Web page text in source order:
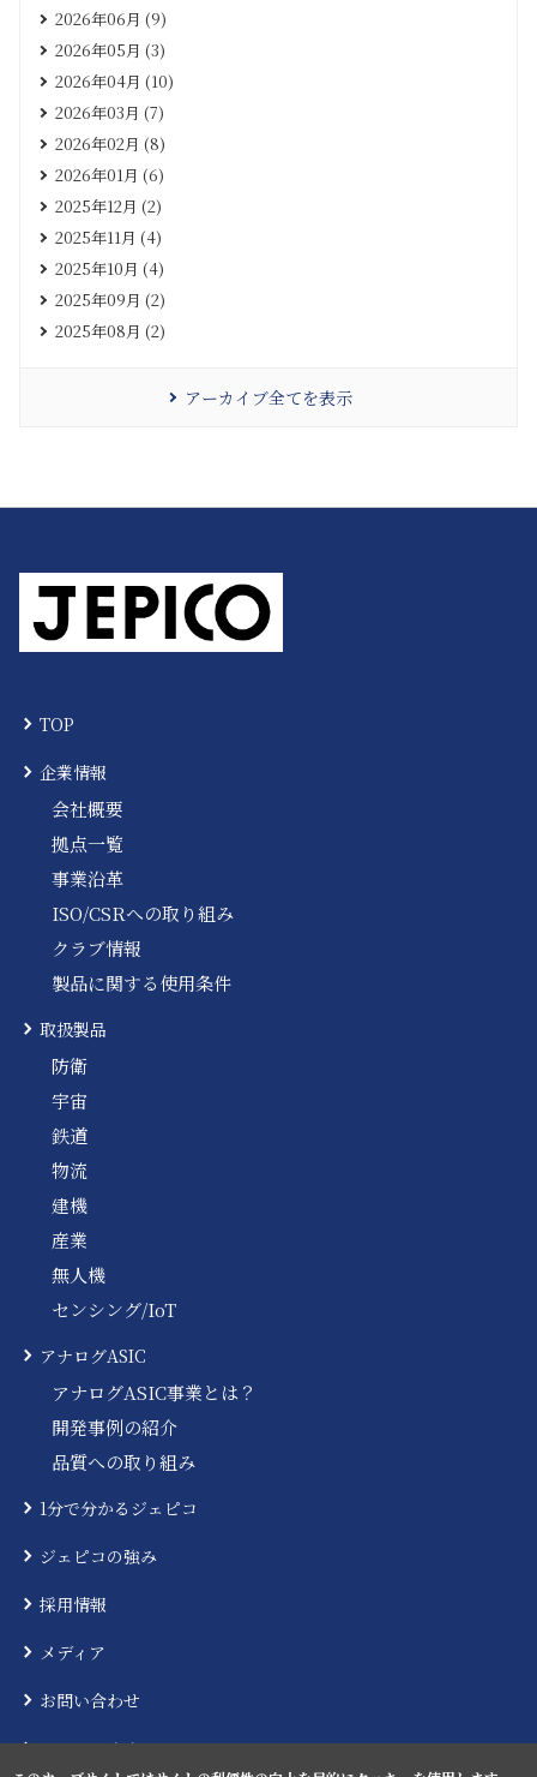
2026年06月 (9)
2026年05月 (3)
2026年04月 (10)
2026年03月 (7)
2026年02月 (8)
2026年01月 (6)
2025年12月 (2)
2025年11月 (4)
2025年10月 (4)
2025年09月 (2)
2025年08月 (2)
アーカイブ全てを表示
TOP
企業情報
会社概要
拠点一覧
事業沿革
ISO/CSRへの取り組み
クラブ情報
製品に関する使用条件
取扱製品
防衛
宇宙
鉄道
物流
建機
産業
無人機
センシング/IoT
アナログASIC
アナログASIC事業とは？
開発事例の紹介
品質への取り組み
1分で分かるジェピコ
ジェピコの強み
採用情報
メディア
お問い合わせ
ニュースリリース